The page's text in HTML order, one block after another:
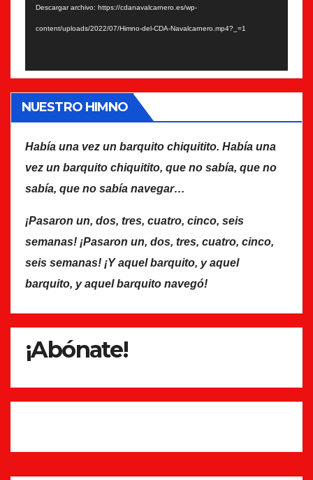
Descargar archivo: https://cdanavalcarnero.es/wp-
content/uploads/2022/07/Himno-del-CDA-Navalcarnero.mp4?_=1
NUESTRO HIMNO
Había una vez un barquito chiquitito. Había una
vez un barquito chiquitito, que no sabía, que no
sabía, que no sabía navegar…
¡Pasaron un, dos, tres, cuatro, cinco, seis
semanas! ¡Pasaron un, dos, tres, cuatro, cinco,
seis semanas! ¡Y aquel barquito, y aquel
barquito, y aquel barquito navegó!
¡Abónate!